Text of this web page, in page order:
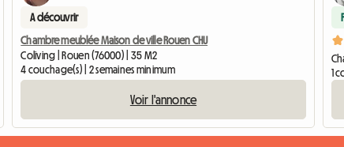
A découvrir
Chambre meublée Maison de ville Rouen CHU
Coliving | Rouen (76000) | 35 M2
4 couchage(s) | 2 semaines minimum
Voir l'annonce
1